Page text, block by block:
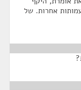
אחרות. של